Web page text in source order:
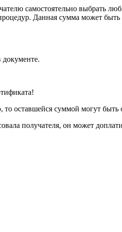
самостоятельно выбрать
Данная сумма может быть
документе.
оставшейся суммой могут
получателя, он может